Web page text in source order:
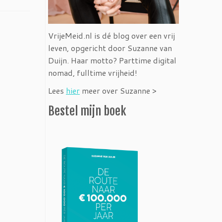
VrijeMeid.nl is dé blog over een vrij
leven, opgericht door Suzanne van
Duijn. Haar motto? Parttime digital
nomad, fulltime vrijheid!
Lees hier meer over Suzanne >
Bestel mijn boek